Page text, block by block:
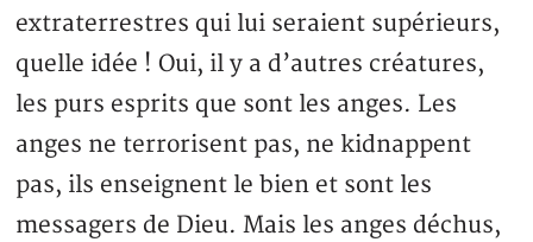
extraterrestres qui lui seraient supérieurs,
quelle idée ! Oui, il y a d’autres créatures,
les purs esprits que sont les anges. Les
anges ne terrorisent pas, ne kidnappent
pas, ils enseignent le bien et sont les
messagers de Dieu. Mais les anges déchus,